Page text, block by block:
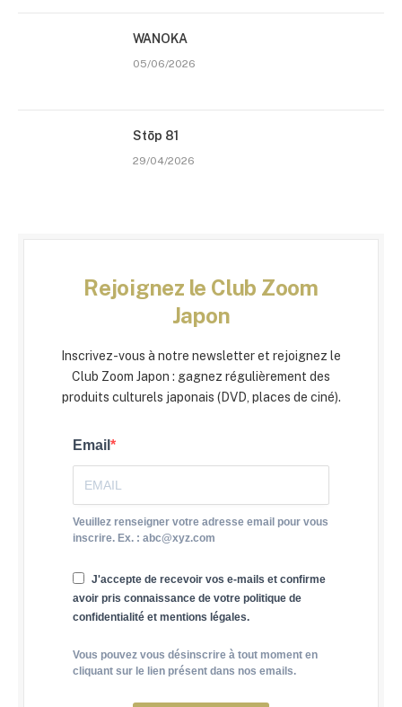
WANOKA
05/06/2026
Stōp 81
29/04/2026
Rejoignez le Club Zoom
Japon
Inscrivez-vous à notre newsletter et rejoignez le
Club Zoom Japon : gagnez régulièrement des
produits culturels japonais (DVD, places de ciné).
Email
Veuillez renseigner votre adresse email pour vous
inscrire. Ex. : abc@xyz.com
J'accepte de recevoir vos e-mails et confirme
avoir pris connaissance de votre politique de
confidentialité et mentions légales.
Vous pouvez vous désinscrire à tout moment en
cliquant sur le lien présent dans nos emails.